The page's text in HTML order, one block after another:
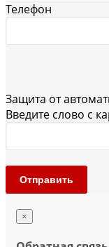
Телефон
Защита от
Введите слово с
Отправить
×